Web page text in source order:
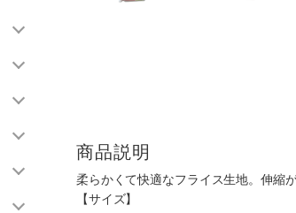
商品説明
柔らかくて快適なフライス生地。伸縮
【サイズ】